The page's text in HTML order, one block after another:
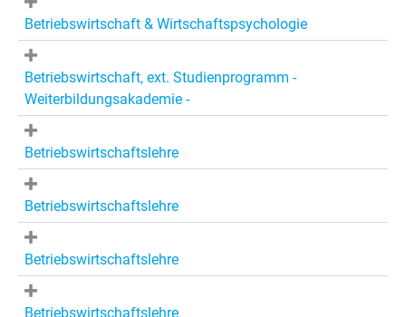
Betriebswirtschaft & Wirtschaftspsychologie
Betriebswirtschaft, ext. Studienprogramm -
Weiterbildungsakademie -
Betriebswirtschaftslehre
Betriebswirtschaftslehre
Betriebswirtschaftslehre
Betriebswirtschaftslehre